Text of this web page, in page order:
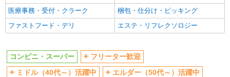
同じ特徴から求人を探す
ミドル（40代～）活躍中
ボーナス・賞与あり
社会保険あり
医療事務・受付・クラーク
梱包・仕分け・ピッキング
ファストフード・デリ
エステ・リフレクソロジー
コンビニ・スーパー
フリーター歓迎
ミドル（40代～）活躍中
エルダー（50代～）活躍中